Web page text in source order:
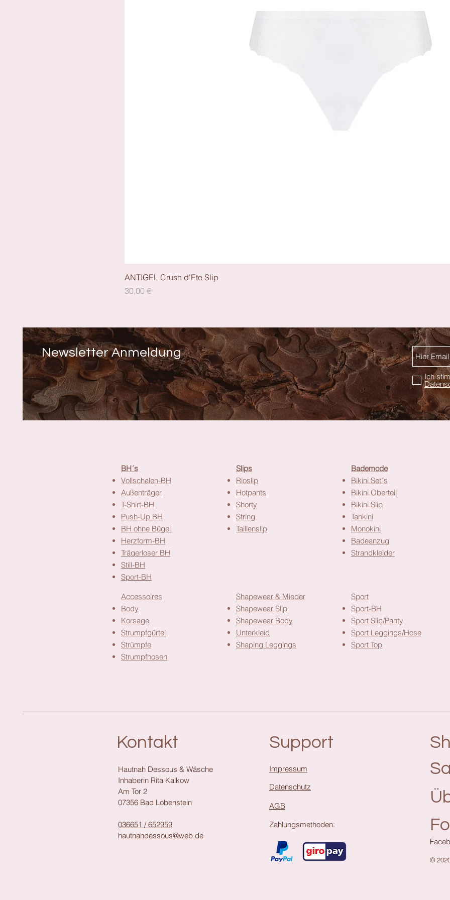
ANTIGEL Crush d'Ete Slip
Preis
30,00 €
Newsletter Anmeldung
Ich
Alle Kategorien in der Übersicht
BH´s
Vollschalen-BH
Außenträger
T-Shirt-BH
Push-Up BH
BH ohne Bügel
Herzform-BH
Trägerloser BH
Still-BH
Sport-BH
Slips
Rioslip
Hotpants
Shorty
String
Taillenslip
Bademode
Bikini Set´s
Bikini Oberteil
Bikini Slip
Tankini
Monokini
Badeanzug
Strandkleider
Accessoires
Body
Korsage
Strumpfgürtel
Strümpfe
Strumpfhosen
Shapewear & Mieder
Shapewear Slip
Shapewear Body
Unterkleid
Shaping Leggings
Sport
Sport-BH
Sport Slip/Panty
Sport Leggings/Hose
Sport Top
Kontakt
Hautnah Dessous & Wäsche
Inhaberin Rita Kalkow
Am Tor 2
07356 Bad Lobenstein
036651 / 652959
hautnahdessous@web.de
Support
Impressum
Datenschutz
AGB
Zahlungsmethoden:
©